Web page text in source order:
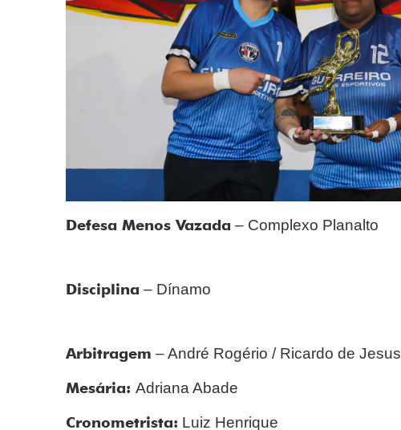
Defesa Menos Vazada – Complexo Planalto
Disciplina – Dínamo
Arbitragem – André Rogério / Ricardo de Jesus
Mesária:Adriana Abade
Cronometrista: Luiz Henrique